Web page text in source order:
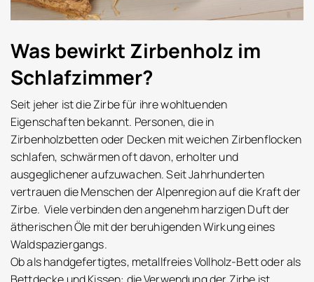
Was bewirkt Zirbenholz im
Schlafzimmer?
Seit jeher ist die Zirbe für ihre wohltuenden
Eigenschaften bekannt. Personen, die in
Zirbenholzbetten oder Decken mit weichen Zirbenflocken
schlafen, schwärmen oft davon, erholter und
ausgeglichener aufzuwachen. Seit Jahrhunderten
vertrauen die Menschen der Alpenregion auf die Kraft der
Zirbe. Viele verbinden den angenehm harzigen Duft der
ätherischen Öle mit der beruhigenden Wirkung eines
Waldspaziergangs.
Ob als handgefertigtes, metallfreies Vollholz-Bett oder als